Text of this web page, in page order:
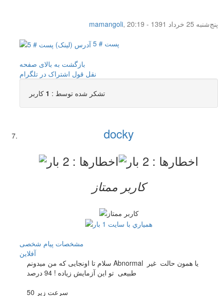
mamangoli,
پنج‌شنبه 25 خرداد 1391 - 20:19
پست # 5
بازگشت به بالای صفحه
نقل قول اشتراک در تلگرام
تشکر شده توسط : 1 کاربر
docky
کاربر ممتاز
مشخصات پیام شخصی
آفلاين
سلام تا اونجایی که من میدونم Abnormal یا همون حالت غیر
طبیعی تو این آزمایش زیاده ! 94 درصد
سرعت زیر 50